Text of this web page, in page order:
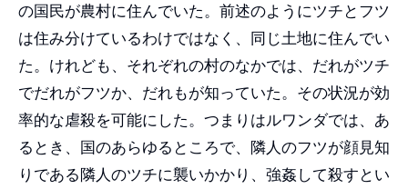
の国民が農村に住んでいた。前述のようにツチとフツ
は住み分けているわけではなく、同じ土地に住んでい
た。けれども、それぞれの村のなかでは、だれがツチ
でだれがフツか、だれもが知っていた。その状況が効
率的な虐殺を可能にした。つまりはルワンダでは、あ
るとき、国のあらゆるところで、隣人のフツが顔見知
りである隣人のツチに襲いかかり、強姦して殺すとい